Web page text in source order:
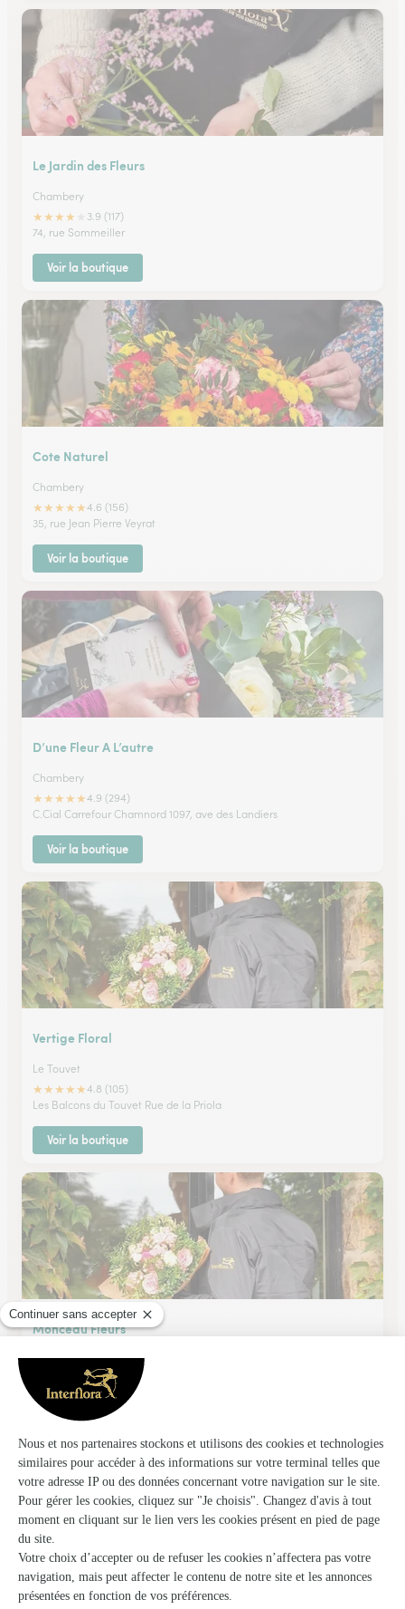
Le Jardin des Fleurs
Chambery
★★★★
3.9 (117)
74, rue Sommeiller
Voir la boutique
Cote Naturel
Chambery
★★★★★4.6 (156)
35, rue Jean Pierre Veyrat
Voir la boutique
D’une Fleur A L’autre
Chambery
★★★★★4.9 (294)
C.Cial Carrefour Chamnord 1097, ave des Landiers
Voir la boutique
Vertige Floral
Le Touvet
★★★★★4.8 (105)
Les Balcons du Touvet Rue de la Priola
Voir la boutique
Monceau Fleurs
Drumettaz Clarafond
★4.4 (192)
168, avenue du Golf